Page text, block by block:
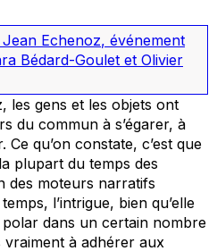
Jean Echenoz, événement
Bédard-Goulet et Olivier
les gens et les objets ont
du commun à s’égarer, à
Ce qu’on constate, c’est que
plupart du temps des
des moteurs narratifs
l’intrigue, bien qu’elle
dans un certain nombre
à adhérer aux